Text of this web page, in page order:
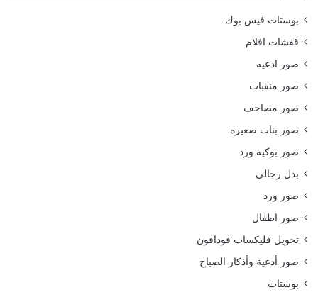
بوستات فيس بوك
قفشات افلام
صور ادعيه
صور منقبات
صور مصاحف
صور بنات صغيره
صور بوكيه ورد
بدل رجالي
صور ورد
صور اطفال
تحويل فليكسات فودافون
صور أدعية وأذكار الصباح
بوستات